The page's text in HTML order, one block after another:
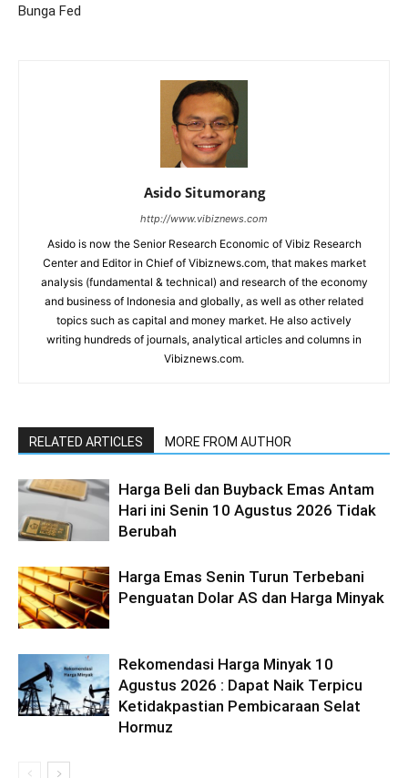
Bunga Fed
Asido Situmorang
http://www.vibiznews.com
Asido is now the Senior Research Economic of Vibiz Research
Center and Editor in Chief of Vibiznews.com, that makes market
analysis (fundamental & technical) and research of the economy
and business of Indonesia and globally, as well as other related
topics such as capital and money market. He also actively
writing hundreds of journals, analytical articles and columns in
Vibiznews.com.
RELATED ARTICLES MORE FROM AUTHOR
Harga Beli dan Buyback Emas Antam
Hari ini Senin 10 Agustus 2026 Tidak
Berubah
Harga Emas Senin Turun Terbebani
Penguatan Dolar AS dan Harga Minyak
Rekomendasi Harga Minyak 10
Agustus 2026 : Dapat Naik Terpicu
Ketidakpastian Pembicaraan Selat
Hormuz